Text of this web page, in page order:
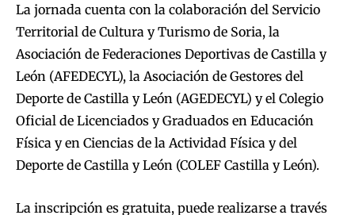
La jornada cuenta con la colaboración del Servicio
Territorial de Cultura y Turismo de Soria, la
Asociación de Federaciones Deportivas de Castilla y
León (AFEDECYL), la Asociación de Gestores del
Deporte de Castilla y León (AGEDECYL) y el Colegio
Oficial de Licenciados y Graduados en Educación
Física y en Ciencias de la Actividad Física y del
Deporte de Castilla y León (COLEF Castilla y León).
La inscripción es gratuita, puede realizarse a través